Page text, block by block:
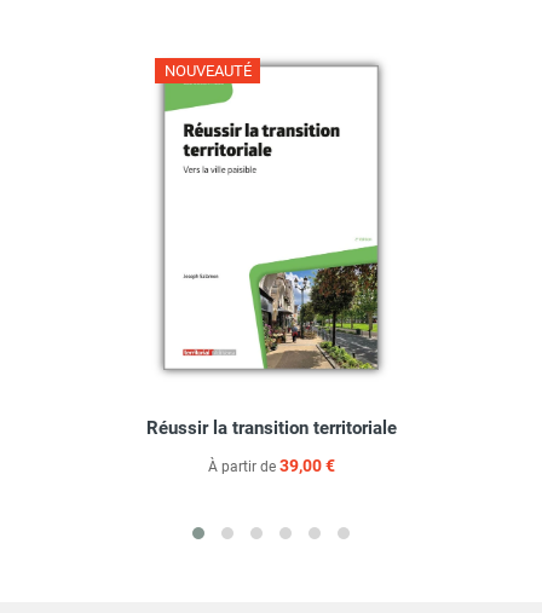
NOUVEAUTÉ
Réussir la transition territoriale
À partir de 39,00 €